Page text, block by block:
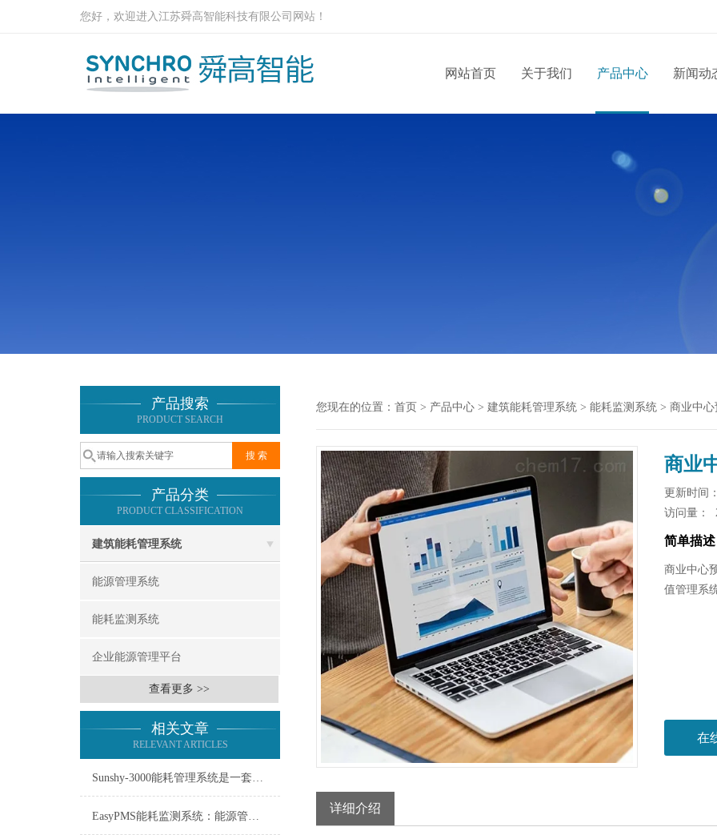
您好，欢迎进入江苏舜高智能科技有限公司网站！
网站首页 关于我们 产品中心 新闻动
产品搜索
PRODUCT SEARCH
产品分类
PRODUCT CLASSIFICATION
建筑能耗管理系统
能源管理系统
能耗监测系统
企业能源管理平台
查看更多 >>
相关文章
RELEVANT ARTICLES
Sunshy-3000能耗管理系统是一套用于监测、分析能源使用情况的工具
EasyPMS能耗监测系统：能源管理的智慧之眼
您现在的位置： 首页 > 产品中心 > 建筑能耗管理系统 > 能耗监测系统 > 商业中
商业
更新时间
访问量：
简单描述
商业中心
值管理系
在
详细介绍